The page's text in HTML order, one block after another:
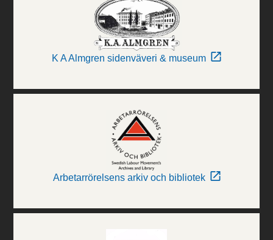
K A Almgren sidenväveri & museum
Arbetarrörelsens arkiv och bibliotek